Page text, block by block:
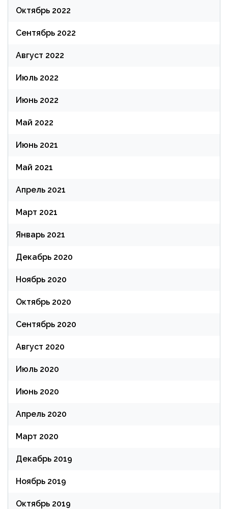
Октябрь 2022
Сентябрь 2022
Август 2022
Июль 2022
Июнь 2022
Май 2022
Июнь 2021
Май 2021
Апрель 2021
Март 2021
Январь 2021
Декабрь 2020
Ноябрь 2020
Октябрь 2020
Сентябрь 2020
Август 2020
Июль 2020
Июнь 2020
Апрель 2020
Март 2020
Декабрь 2019
Ноябрь 2019
Октябрь 2019